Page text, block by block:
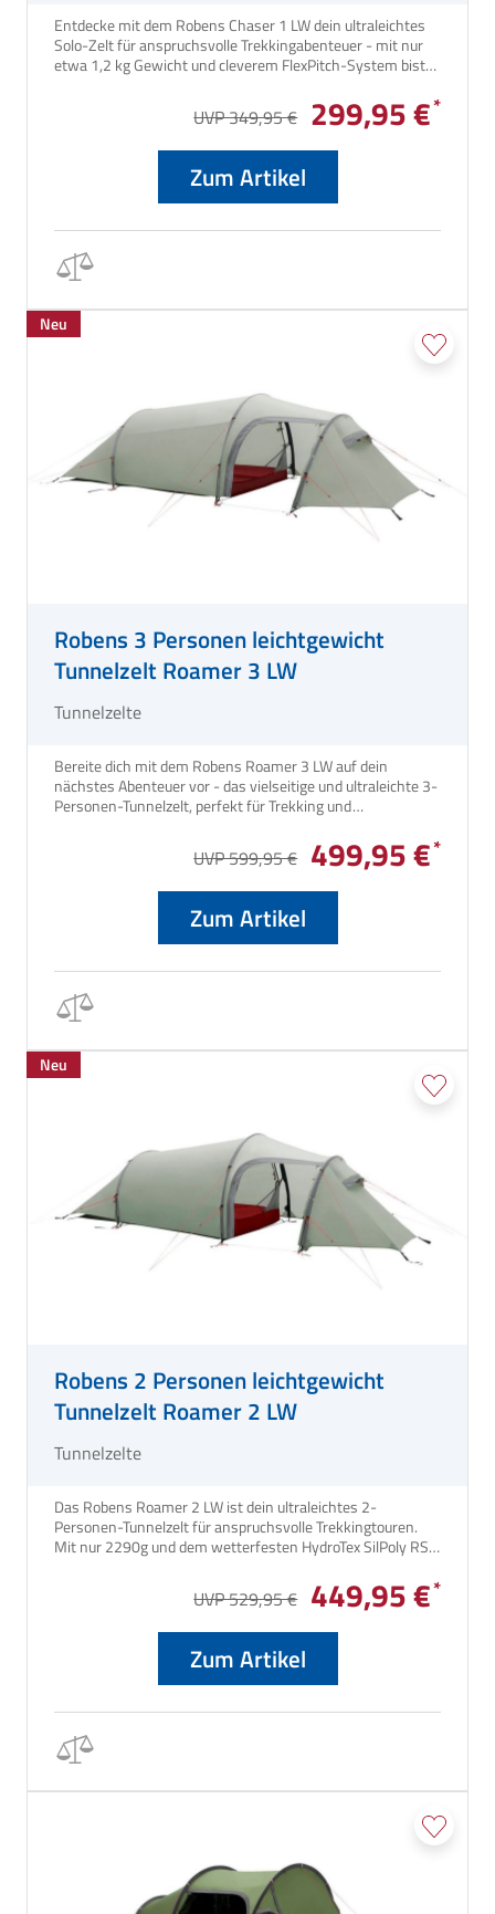
Entdecke mit dem Robens Chaser 1 LW dein ultraleichtes
Solo-Zelt für anspruchsvolle Trekkingabenteuer - mit nur
etwa 1,2 kg Gewicht und cleverem FlexPitch-System bist
HydroTex SilPoly RS-Außenzelt und durchdachter Belüftung
bist du bei jedem Wetter gut geschützt und bequem
UVP 349,95 € 299,95 €
Zum Artikel
Neu
Robens 3 Personen leichtgewicht
Tunnelzelt Roamer 3 LW
Tunnelzelte
Bereite dich mit dem Robens Roamer 3 LW auf dein
nächstes Abenteuer vor - das vielseitige und ultraleichte 3-
Personen-Tunnelzelt, perfekt für Trekking und
UVP 599,95 € 499,95 €
Zum Artikel
Neu
Robens 2 Personen leichtgewicht
Tunnelzelt Roamer 2 LW
Tunnelzelte
Das Robens Roamer 2 LW ist dein ultraleichtes 2-
Personen-Tunnelzelt für anspruchsvolle Trekkingtouren.
Mit nur 2290g und dem wetterfesten HydroTex SilPoly RS
UVP 529,95 € 449,95 €
Zum Artikel